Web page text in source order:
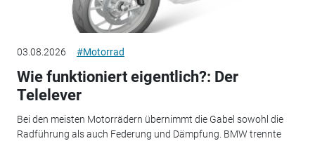
03.08.2026 #Motorrad
Wie funktioniert eigentlich?: Der
Telelever
Bei den meisten Motorrädern übernimmt die Gabel sowohl die
Radführung als auch Federung und Dämpfung. BMW trennte